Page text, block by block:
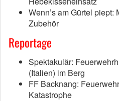
Wenn’s am Gürtel piept:
Zubehör
Reportage
Spektakulär:
(Italien) im Berg
FF Backnang:
Katastrophe